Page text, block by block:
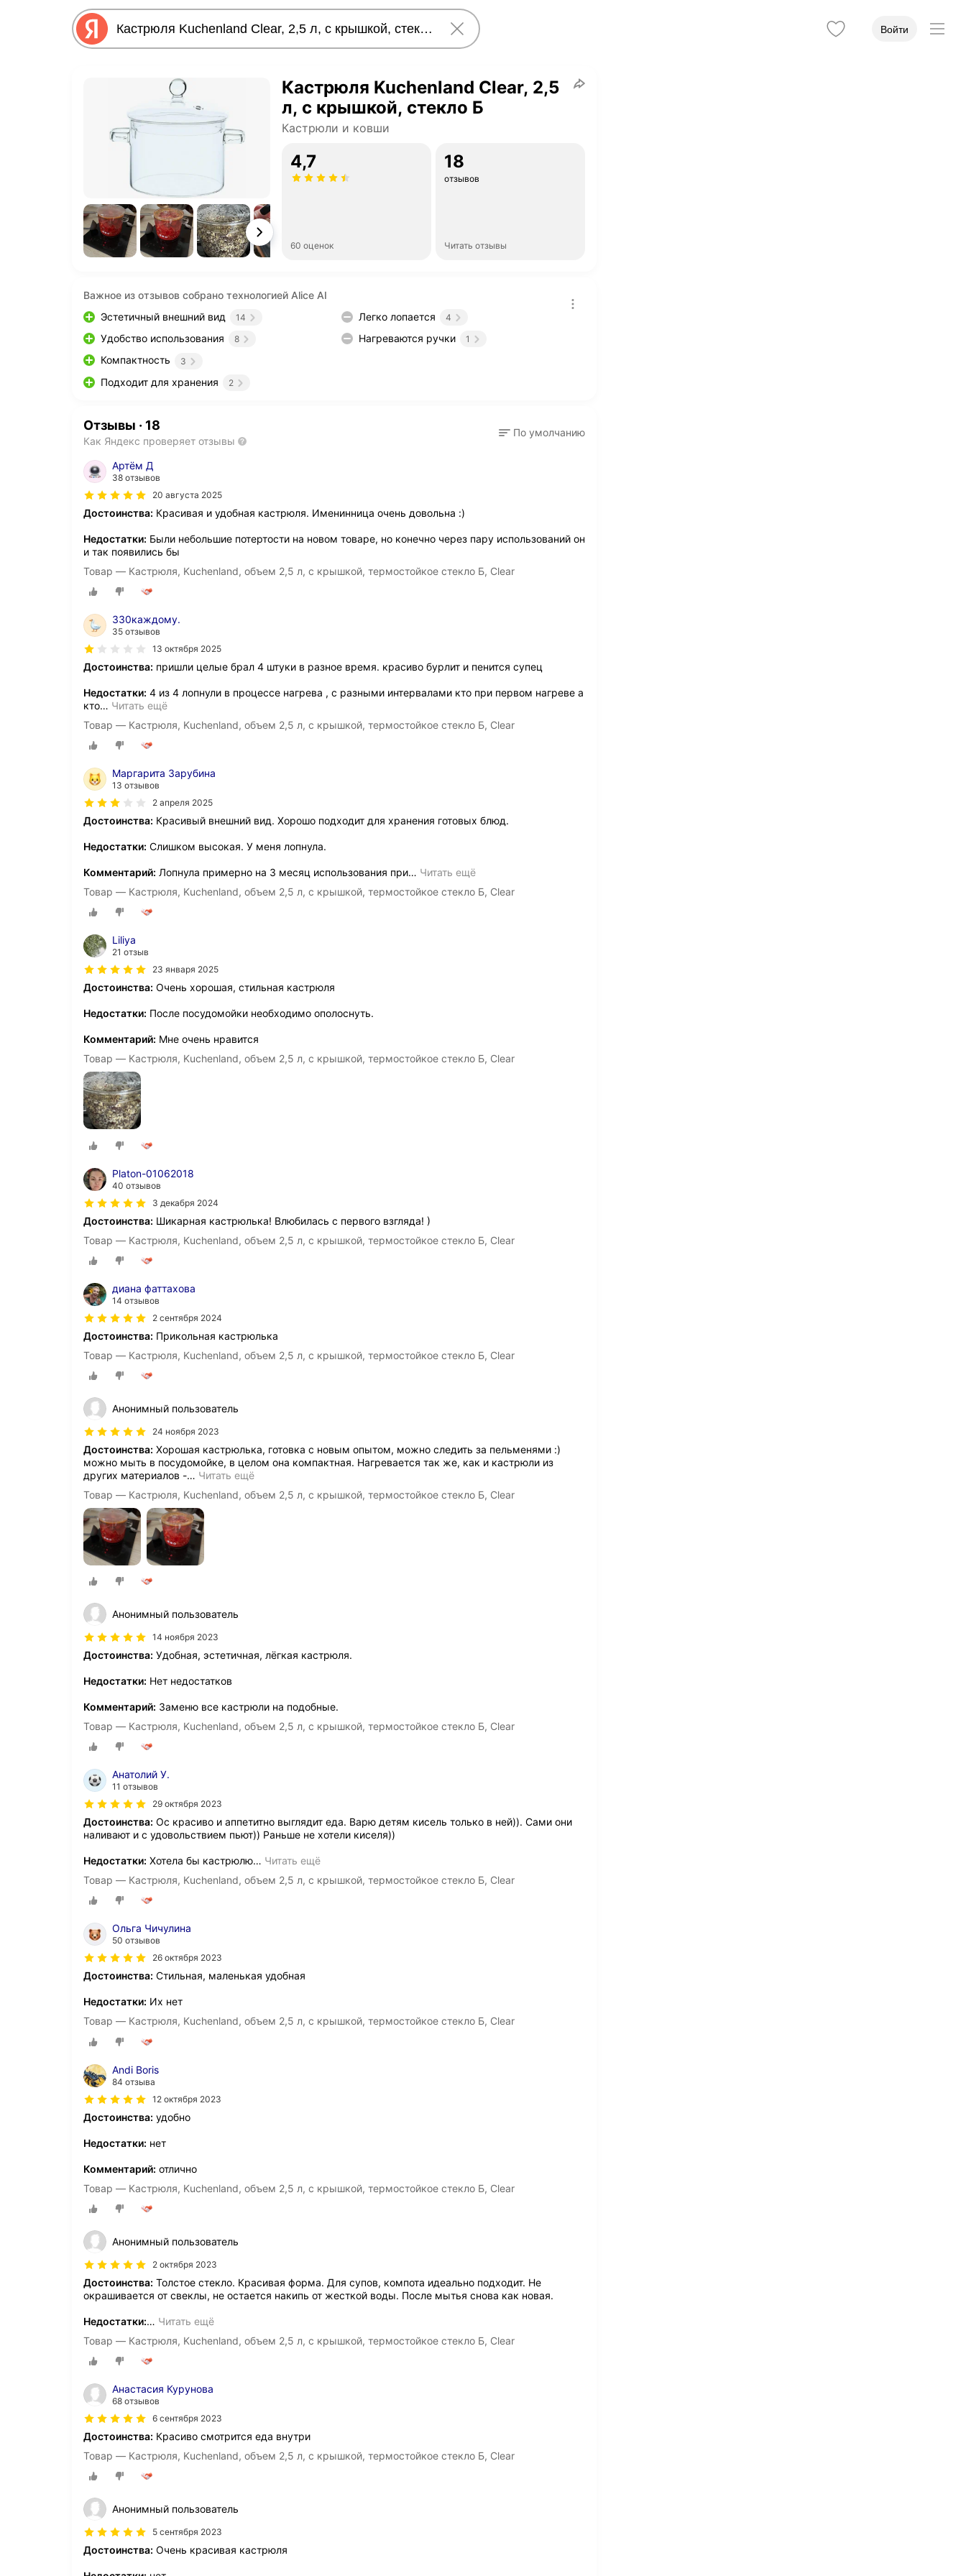
Войти
Кастрюля Kuchenland Clear, 2,5
л, с крышкой, стекло Б
Кастрюли и ковши
4,7
60 оценок
18
отзывов
Читать отзывы
Важное из отзывов собрано технологией Alice AI
Эстетичный внешний вид
14
Удобство использования 8
Компактность 3
Подходит для хранения 2
Легко лопается 4
Нагреваются ручки 1
Отзывы · 18
Как Яндекс проверяет отзывы
По умолчанию
Артём Д
38 отзывов
20 августа 2025
Достоинства: Красивая и удобная кастрюля. Именинница очень довольна :)
Недостатки: Были небольшие потертости на новом товаре, но конечно через пару использований он
и так появились бы
Товар — Кастрюля, Kuchenland, объем 2,5 л, с крышкой, термостойкое стекло Б, Clear
330каждому.
35 отзывов
13 октября 2025
Достоинства: пришли целые брал 4 штуки в разное время. красиво бурлит и пенится супец
Недостатки: 4 из 4 лопнули в процессе нагрева , с разными интервалами кто при первом нагреве а
кто… Читать ещё
Товар — Кастрюля, Kuchenland, объем 2,5 л, с крышкой, термостойкое стекло Б, Clear
Маргарита Зарубина
13 отзывов
2 апреля 2025
Достоинства: Красивый внешний вид. Хорошо подходит для хранения готовых блюд.
Недостатки: Слишком высокая. У меня лопнула.
Комментарий: Лопнула примерно на 3 месяц использования при… Читать ещё
Товар — Кастрюля, Kuchenland, объем 2,5 л, с крышкой, термостойкое стекло Б, Clear
Liliya
21 отзыв
23 января 2025
Достоинства: Очень хорошая, стильная кастрюля
Недостатки: После посудомойки необходимо ополоснуть.
Комментарий: Мне очень нравится
Товар — Кастрюля, Kuchenland, объем 2,5 л, с крышкой, термостойкое стекло Б, Clear
Platon-01062018
40 отзывов
3 декабря 2024
Достоинства: Шикарная кастрюлька! Влюбилась с первого взгляда! )
Товар — Кастрюля, Kuchenland, объем 2,5 л, с крышкой, термостойкое стекло Б, Clear
диана фаттахова
14 отзывов
2 сентября 2024
Достоинства: Прикольная кастрюлька
Товар — Кастрюля, Kuchenland, объем 2,5 л, с крышкой, термостойкое стекло Б, Clear
Анонимный пользователь
24 ноября 2023
Достоинства: Хорошая кастрюлька, готовка с новым опытом, можно следить за пельменями :)
можно мыть в посудомойке, в целом она компактная. Нагревается так же, как и кастрюли из
других материалов -… Читать ещё
Товар — Кастрюля, Kuchenland, объем 2,5 л, с крышкой, термостойкое стекло Б, Clear
Анонимный пользователь
14 ноября 2023
Достоинства: Удобная, эстетичная, лёгкая кастрюля.
Недостатки: Нет недостатков
Комментарий: Заменю все кастрюли на подобные.
Товар — Кастрюля, Kuchenland, объем 2,5 л, с крышкой, термостойкое стекло Б, Clear
Анатолий У.
11 отзывов
29 октября 2023
Достоинства: Ос красиво и аппетитно выглядит еда. Варю детям кисель только в ней)). Сами они
наливают и с удовольствием пьют)) Раньше не хотели киселя))
Недостатки: Хотела бы кастрюлю… Читать ещё
Товар — Кастрюля, Kuchenland, объем 2,5 л, с крышкой, термостойкое стекло Б, Clear
Ольга Чичулина
50 отзывов
26 октября 2023
Достоинства: Стильная, маленькая удобная
Недостатки: Их нет
Товар — Кастрюля, Kuchenland, объем 2,5 л, с крышкой, термостойкое стекло Б, Clear
Andi Boris
84 отзыва
12 октября 2023
Достоинства: удобно
Недостатки: нет
Комментарий: отлично
Товар — Кастрюля, Kuchenland, объем 2,5 л, с крышкой, термостойкое стекло Б, Clear
Анонимный пользователь
2 октября 2023
Достоинства: Толстое стекло. Красивая форма. Для супов, компота идеально подходит. Не
окрашивается от свеклы, не остается накипь от жесткой воды. После мытья снова как новая.
Недостатки:… Читать ещё
Товар — Кастрюля, Kuchenland, объем 2,5 л, с крышкой, термостойкое стекло Б, Clear
Анастасия Курунова
68 отзывов
6 сентября 2023
Достоинства: Красиво смотрится еда внутри
Товар — Кастрюля, Kuchenland, объем 2,5 л, с крышкой, термостойкое стекло Б, Clear
Анонимный пользователь
5 сентября 2023
Достоинства: Очень красивая кастрюля